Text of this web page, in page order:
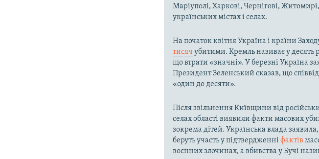
Маріуполі, Харкові, Чернігові,
українських містах і селах.
На початок квітня Україна і країни
тисяч убитими. Кремль називає у десять
що втрати «значні». У березні Україна
Президент Зеленський сказав, що
«один до десяти».
Після звільнення Київщини від
селах області виявили факти масових
зокрема дітей. Українська влада
беруть участь у підтвердженніфактів
воєнних злочинах, а вбивства у Бучі